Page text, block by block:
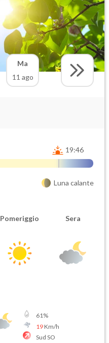
Ma
11 ago
19:46
Luna calante
Pomeriggio Sera
61%
19Km/h
Sud SO